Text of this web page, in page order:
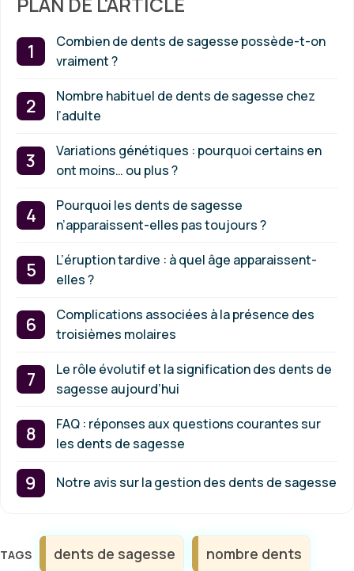
Combien de dents de sagesse possède-t-on
vraiment ?
Nombre habituel de dents de sagesse chez
l’adulte
Variations génétiques : pourquoi certains en
ont moins… ou plus ?
Pourquoi les dents de sagesse
n’apparaissent-elles pas toujours ?
L’éruption tardive : à quel âge apparaissent-
elles ?
Complications associées à la présence des
troisièmes molaires
Le rôle évolutif et la signification des dents de
sagesse aujourd’hui
FAQ : réponses aux questions courantes sur
les dents de sagesse
Notre avis sur la gestion des dents de sagesse
Étiquettes
dents de sagesse nombre dents